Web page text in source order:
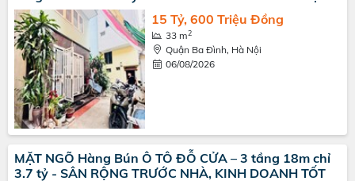
15 Tỷ, 600 Triệu Đồng
33 m2
Quận Ba Đình, Hà Nội
06/08/2026
MẶT NGÕ Hàng Bún Ô TÔ ĐỖ CỬA – 3 tầng 18m chỉ
3.7 tỷ - SÂN RỘNG TRƯỚC NHÀ, KINH DOANH TỐT